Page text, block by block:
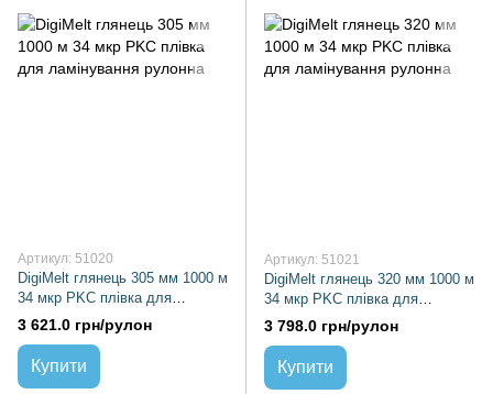
Артикул: 51020
DigiMelt глянець 305 мм 1000 м
34 мкр PKC плівка для
ламінування рулонна
3 621.0 грн/рулон
Купити
Артикул: 51021
DigiMelt глянець 320 мм 1000 м
34 мкр PKC плівка для
ламінування рулонна
3 798.0 грн/рулон
Купити